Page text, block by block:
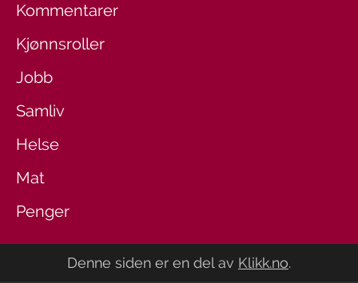
Kommentarer
Kjønnsroller
Jobb
Samliv
Helse
Mat
Penger
Denne siden er en del av Klikk.no.